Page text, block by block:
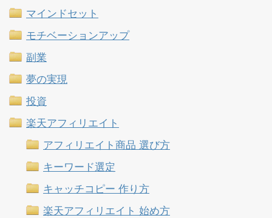
マインドセット
モチベーションアップ
副業
夢の実現
投資
楽天アフィリエイト
アフィリエイト商品 選び方
キーワード選定
キャッチコピー 作り方
楽天アフィリエイト 始め方